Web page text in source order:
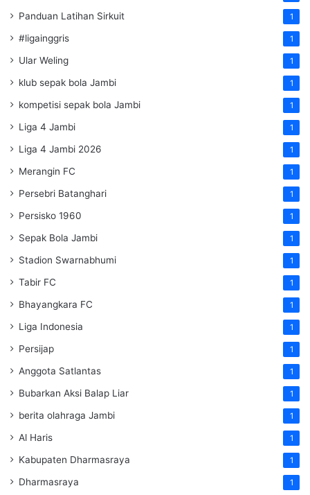
Panduan Latihan Sirkuit 1
#ligainggris 1
Ular Weling 1
klub sepak bola Jambi 1
kompetisi sepak bola Jambi 1
Liga 4 Jambi 1
Liga 4 Jambi 2026 1
Merangin FC 1
Persebri Batanghari 1
Persisko 1960 1
Sepak Bola Jambi 1
Stadion Swarnabhumi 1
Tabir FC 1
Bhayangkara FC 1
Liga Indonesia 1
Persijap 1
Anggota Satlantas 1
Bubarkan Aksi Balap Liar 1
berita olahraga Jambi 1
Al Haris 1
Kabupaten Dharmasraya 1
Dharmasraya 1